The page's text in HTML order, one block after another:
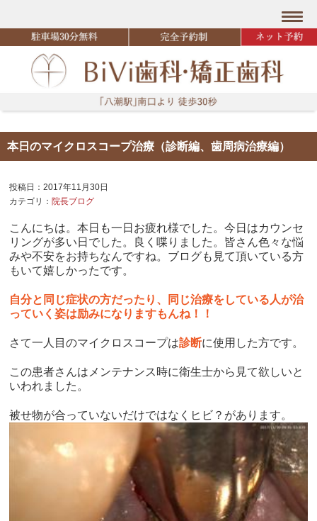
本日のマイクロスコープ治療（診断編、歯周病治療編）
投稿日：2017年11月30日
カテゴリ： 院長ブログ
こんにちは。本日も一日お疲れ様でした。今日はカウンセ
リングが多い日でした。良く喋りました。皆さん色々な悩
みや不安をお持ちなんですね。ブログも見て頂いている方
もいて嬉しかったです。
自分と同じ症状の方だったり、同じ治療をしている人が治
っていく姿は励みになりますもんね！！
さて一人目のマイクロスコープは診断に使用した方です。
この患者さんはメンテナンス時に衛生士から見て欲しいと
いわれました。
被せ物が合っていないだけではなくヒビ？があります。